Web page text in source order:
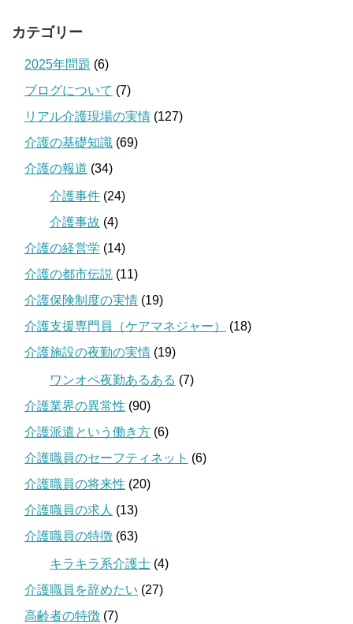
カテゴリー
2025年問題 (6)
ブログについて (7)
リアル介護現場の実情 (127)
介護の基礎知識 (69)
介護の報道 (34)
介護事件 (24)
介護事故 (4)
介護の経営学 (14)
介護の都市伝説 (11)
介護保険制度の実情 (19)
介護支援専門員（ケアマネジャー）
(18)
介護施設の夜勤の実情 (19)
ワンオペ夜勤あるある (7)
介護業界の異常性 (90)
介護派遣という働き方 (6)
介護職員のセーフティネット (6)
介護職員の将来性 (20)
介護職員の求人 (13)
介護職員の特徴 (63)
キラキラ系介護士 (4)
介護職員を辞めたい (27)
高齢者の特徴 (7)